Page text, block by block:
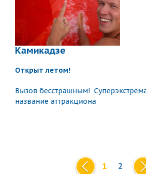
Камикадзе
Открыт летом!
Вызов бесстрашным!
название аттракциона
1 2